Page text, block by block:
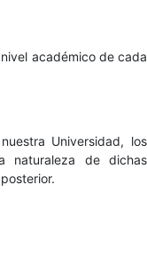
académico de cada
Universidad, los
naturaleza de dichas